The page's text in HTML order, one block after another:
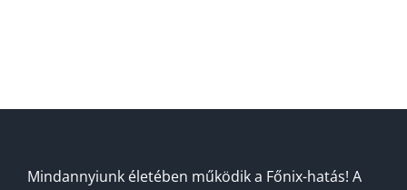
Mindannyiunk életében működik a Főnix-hatás! A